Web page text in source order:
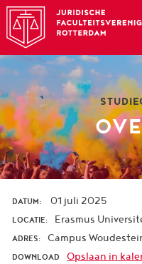
DATUM: 01 juli 2025
LOCATIE: Erasmus
ADRES: Campus
DOWNLOAD Opslaan in